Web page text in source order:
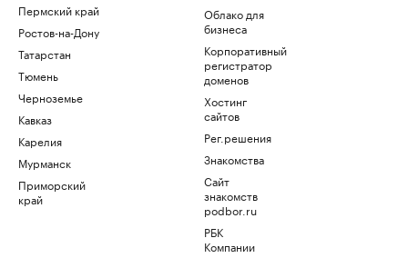
Пермский край
Ростов-на-Дону
Татарстан
Тюмень
Черноземье
Кавказ
Карелия
Мурманск
Приморский
край
Облако для
бизнеса
Корпоративный
регистратор
доменов
Хостинг
сайтов
Рег.решения
Знакомства
Сайт
знакомств
podbor.ru
РБК
Компании